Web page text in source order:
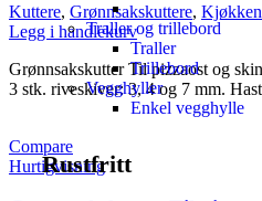
Traller og trillebord
Traller
Trillebord
Vegghyller
Enkel vegghylle
Rustfritt
Kuttere, Grønnsakskuttere,
Legg i handlekurv
Grønnsakskutter Til pizzaost og
3 stk. riveskiver: 3, 4 og 7 mm.
Compare
Hurtigvisning